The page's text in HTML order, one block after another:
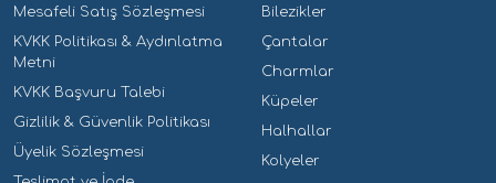
Erkek Kolye (0)
Erkek Küpe(0)
Erkek Yüzük(0)
Gece Lambaları(0)
Mesafeli Satış Sözleşmesi
KVKK Politikası & Aydınlatma
Metni
KVKK Başvuru Talebi
Gizlilik & Güvenlik Politikası
Üyelik Sözleşmesi
Bilezikler
Çantalar
Charmlar
Küpeler
Halhallar
Kolyeler